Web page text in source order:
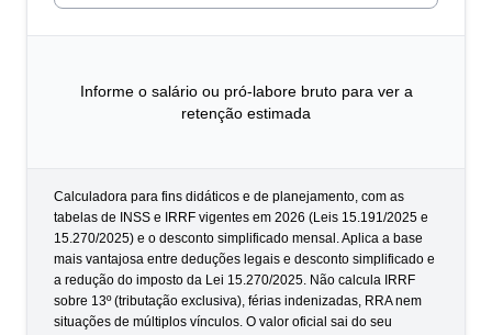
Informe o salário ou pró-labore bruto para ver a
retenção estimada
Calculadora para fins didáticos e de planejamento, com as
tabelas de INSS e IRRF vigentes em 2026 (Leis 15.191/2025 e
15.270/2025) e o desconto simplificado mensal. Aplica a base
mais vantajosa entre deduções legais e desconto simplificado e
a redução do imposto da Lei 15.270/2025. Não calcula IRRF
sobre 13º (tributação exclusiva), férias indenizadas, RRA nem
situações de múltiplos vínculos. O valor oficial sai do seu